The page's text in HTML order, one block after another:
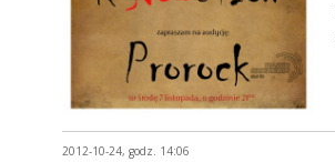
2012-10-24, godz. 14:06